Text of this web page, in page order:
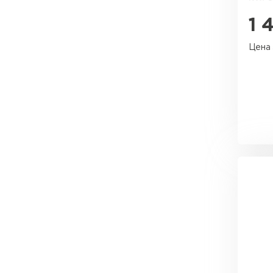
1
Цена